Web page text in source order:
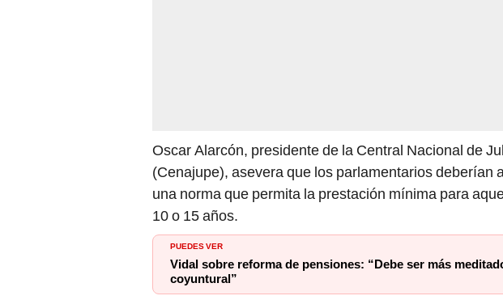
Oscar Alarcón, presidente de la Central Nacional de
(Cenajupe), asevera que los parlamentarios deberían
una norma que permita la prestación mínima para
10 o 15 años.
PUEDES VER
Vidal sobre reforma de pensiones: “Debe ser más
coyuntural”